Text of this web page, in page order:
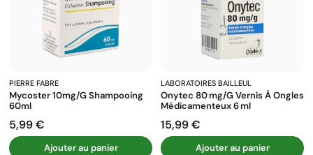
PIERRE FABRE
Mycoster 10mg/g Shampooing
60ml
Prix
5,99 €
Ajouter au panier
LABORATOIRES BAILLEUL
Onytec 80 Mg/g Vernis À Ongles
Médicamenteux 6 Ml
Prix
15,99 €
Ajouter au panier